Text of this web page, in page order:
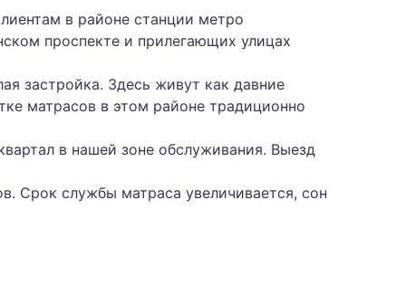
в районе станции метро
проспекте и прилегающих улицах
застройка. Здесь живут как давние
матрасов в этом районе традиционно
в нашей зоне обслуживания. Выезд
Срок службы матраса увеличивается, сон